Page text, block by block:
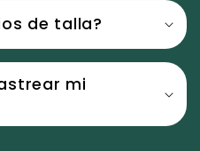
de talla?
mi